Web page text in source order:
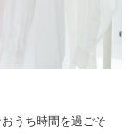
うち時間を過ごそ